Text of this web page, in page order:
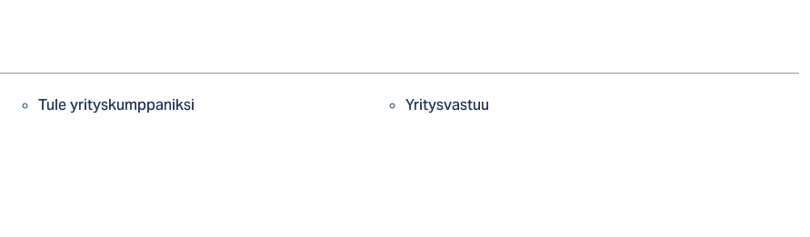
Tule yrityskumppaniksi
Yritysvastuu